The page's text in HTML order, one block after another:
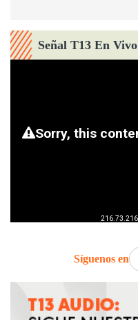
Señal T13 En Vivo
Síguenos en